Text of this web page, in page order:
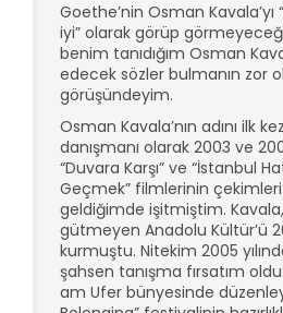
Goethe’nin Osman Kavala’yı
iyi” olarak görüp
benim tanıdığım Osman
edecek sözler bulmanın zor
görüşündeyim.
Osman Kavala’nın adını ilk
danışmanı olarak 2003 ve
“Duvara Karşı” ve “İstanbul
Geçmek” filmlerinin
geldiğimde işitmiştim.
gütmeyen Anadolu Kültür’ü
kurmuştu. Nitekim 2005
şahsen tanışma fırsatım
am Ufer bünyesinde